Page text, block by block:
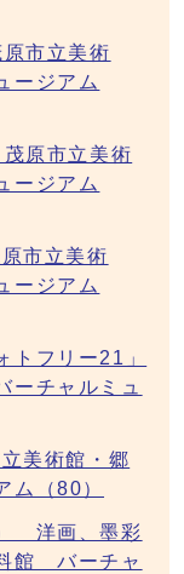
市立美術
ージアム
原市立美術
ージアム
市立美術
ージアム
トフリー21」
チャルミュ
美術館・郷
（80）
洋画、墨彩
館 バーチャ